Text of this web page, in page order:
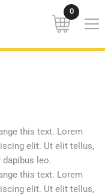
this text. Lorem
elit. Ut elit tellus,
dapibus leo.
this text. Lorem
elit. Ut elit tellus,